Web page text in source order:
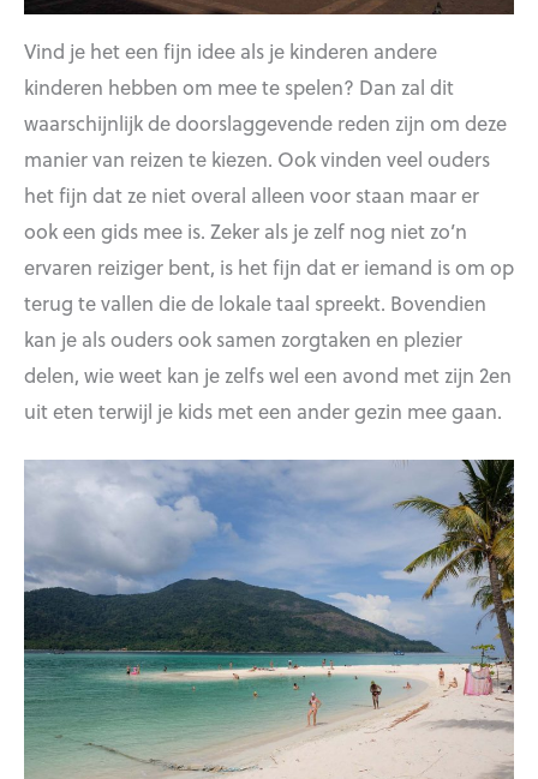
Vind je het een fijn idee als je kinderen andere
kinderen hebben om mee te spelen? Dan zal dit
waarschijnlijk de doorslaggevende reden zijn om deze
manier van reizen te kiezen. Ook vinden veel ouders
het fijn dat ze niet overal alleen voor staan maar er
ook een gids mee is. Zeker als je zelf nog niet zo’n
ervaren reiziger bent, is het fijn dat er iemand is om op
terug te vallen die de lokale taal spreekt. Bovendien
kan je als ouders ook samen zorgtaken en plezier
delen, wie weet kan je zelfs wel een avond met zijn 2en
uit eten terwijl je kids met een ander gezin mee gaan.